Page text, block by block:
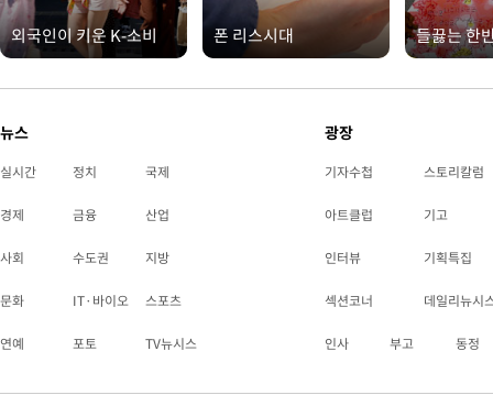
외국인이 키운 K-소비 폰 리스시대 들끓는 한
뉴스
실시간 정치 국제
경제 금융 산업
사회 수도권 지방
문화 IT·바이오 스포츠
연예 포토 TV뉴시스
광장
기자수첩 스토리칼럼
아트클럽 기고
인터뷰 기획특집
섹션코너 데일리뉴시
인사 부고 동정